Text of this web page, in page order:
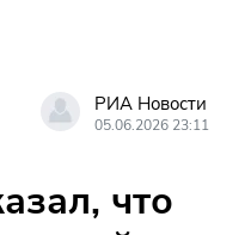
РИА Новости
05.06.2026 23:11
что